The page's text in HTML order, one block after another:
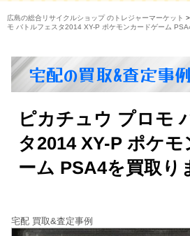
広島の総合リサイクルショップ のトレジャーマーケット >
モ バトルフェスタ2014 XY-P ポケモンカードゲーム
宅配の買取&査定事例
ピカチュウ プロモ
タ2014 XY-P ポケ
ーム PSA4を買取り
宅配 買取&査定事例